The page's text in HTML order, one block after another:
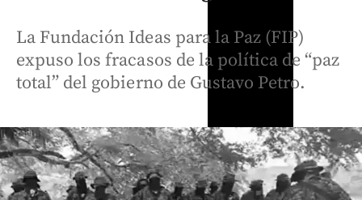
La Fundación Ideas para la Paz (FIP)
expuso los fracasos de la política de “paz
total” del gobierno de Gustavo Petro.